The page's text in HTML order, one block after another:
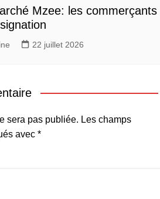
Mzee: les commerçants
22 juillet 2026
sera pas publiée. Les champs
avec *